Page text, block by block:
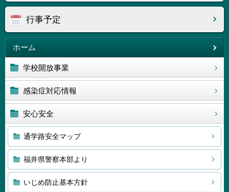
行事予定
ホーム
学校開放事業
感染症対応情報
安心安全
通学路安全マップ
福井県警察本部より
いじめ防止基本方針